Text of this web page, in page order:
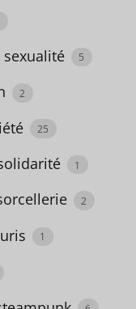
sexualité 5
2
25
1
2
1